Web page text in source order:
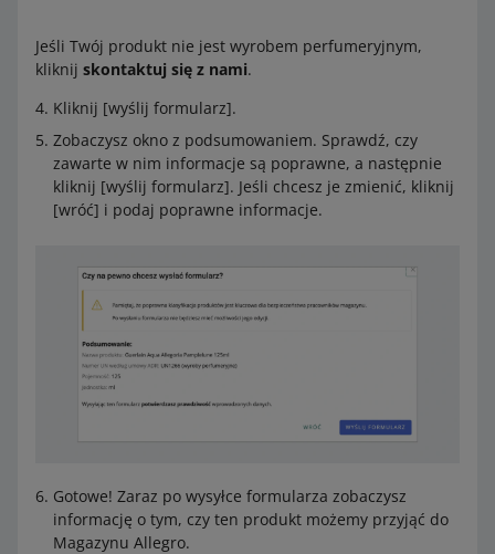
Jeśli Twój produkt nie jest wyrobem perfumeryjnym,
kliknij skontaktuj się z nami.
Kliknij [wyślij formularz].
Zobaczysz okno z podsumowaniem. Sprawdź, czy
zawarte w nim informacje są poprawne, a następnie
kliknij [wyślij formularz]. Jeśli chcesz je zmienić, kliknij
[wróć] i podaj poprawne informacje.
Gotowe! Zaraz po wysyłce formularza zobaczysz
informację o tym, czy ten produkt możemy przyjąć do
Magazynu Allegro.